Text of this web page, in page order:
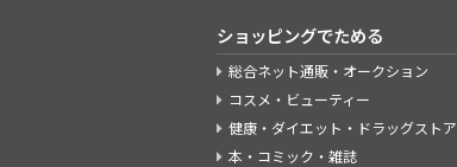
ショッピングでためる
総合ネット通販・オークション
コスメ・ビューティー
健康・ダイエット・ドラッグストア
本・コミック・雑誌